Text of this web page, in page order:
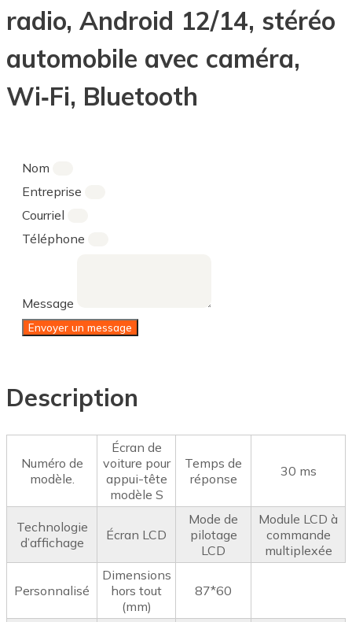
radio, Android 12/14, stéréo
automobile avec caméra,
Wi‑Fi, Bluetooth
Nom
Entreprise
Courriel
Téléphone
Message
Envoyer un message
Description
Numéro de
modèle.
Écran de
voiture pour
appui-tête
modèle S
Temps de
réponse
30 ms
Technologie
d’affichage
Écran LCD
Mode de
pilotage
LCD
Module LCD à
commande
multiplexée
Personnalisé
Dimensions
hors tout
(mm)
87*60